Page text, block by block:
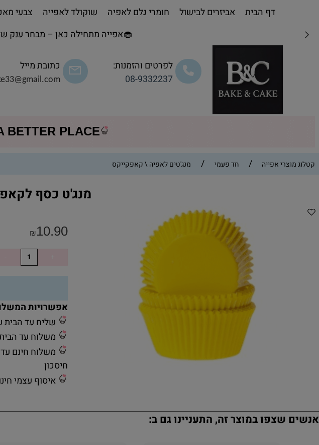
🧁אפייה מתחילה כאן – מבחר ענק
לפרטים והזמנות:
08-9332237
כתובת מייל
דף הבית אביזרים לבישול חומרי גלם לאפיה שוקולד לאפייה צבעי
BETTER PLACE
קטלוג מוצרי אפייה / חד פעמי / מנג'טים לאפיה \ קאפקייקס
מנג'ט כסף לקאפקייקס כ
₪10.90
אפשרויות
שליח עד הבית עד 5 ימי
משלוח עד הבית
חיסכון
איסוף עצמי
שצפו במוצר זה, התעניינו גם ב: